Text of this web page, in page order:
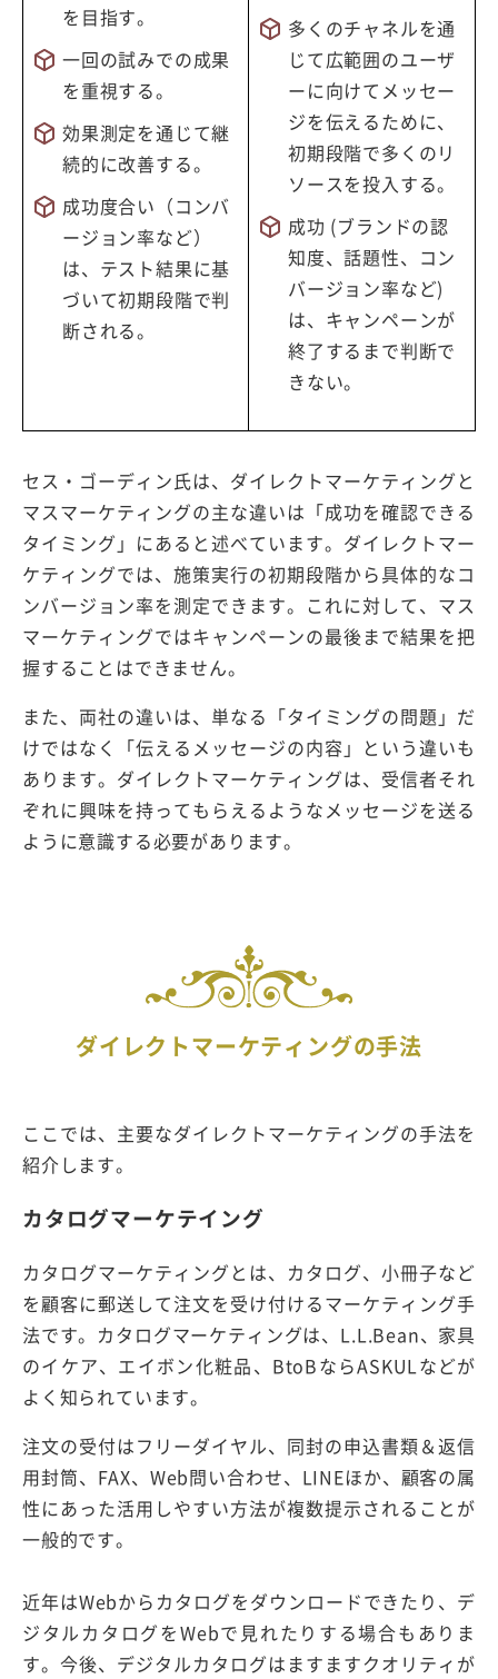
を目指す。
一回の試みでの成果
を重視する。
効果測定を通じて継
続的に改善する。
成功度合い（コンバ
ージョン率など）
は、テスト結果に基
づいて初期段階で判
断される。
多くのチャネルを通
じて広範囲のユーザ
ーに向けてメッセー
ジを伝えるために、
初期段階で多くのリ
ソースを投入する。
成功 (ブランドの認
知度、話題性、コン
バージョン率など)
は、キャンペーンが
終了するまで判断で
きない。
セス・ゴーディン氏は、ダイレクトマーケティングと
マスマーケティングの主な違いは「成功を確認できる
タイミング」にあると述べています。ダイレクトマー
ケティングでは、施策実行の初期段階から具体的なコ
ンバージョン率を測定できます。これに対して、マス
マーケティングではキャンペーンの最後まで結果を把
握することはできません。
また、両社の違いは、単なる「タイミングの問題」だ
けではなく「伝えるメッセージの内容」という違いも
あります。ダイレクトマーケティングは、受信者それ
ぞれに興味を持ってもらえるようなメッセージを送る
ように意識する必要があります。
ダイレクトマーケティングの手法
ここでは、主要なダイレクトマーケティングの手法を
紹介します。
カタログマーケテイング
カタログマーケティングとは、カタログ、小冊子など
を顧客に郵送して注文を受け付けるマーケティング手
法です。カタログマーケティングは、L.L.Bean、家具
のイケア、エイボン化粧品、BtoBならASKULなどが
よく知られています。
注文の受付はフリーダイヤル、同封の申込書類＆返信
用封筒、FAX、Web問い合わせ、LINEほか、顧客の属
性にあった活用しやすい方法が複数提示されることが
一般的です。
近年はWebからカタログをダウンロードできたり、デ
ジタルカタログをWebで見れたりする場合もありま
す。今後、デジタルカタログはますますクオリティが